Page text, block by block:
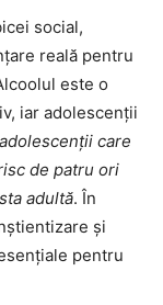
social,
reală pentru
este o
iar adolescenții
adolescenții care
de patru ori
adultă. În
și
pentru